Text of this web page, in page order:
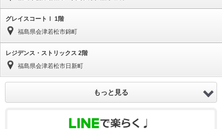
グレイスコートⅠ 1階
福島県会津若松市錦町
レジデンス・ストリックス 2階
福島県会津若松市日新町
もっと見る